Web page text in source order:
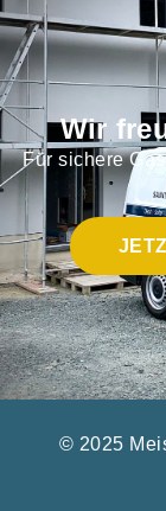
Wir
Für sichere
© 2025